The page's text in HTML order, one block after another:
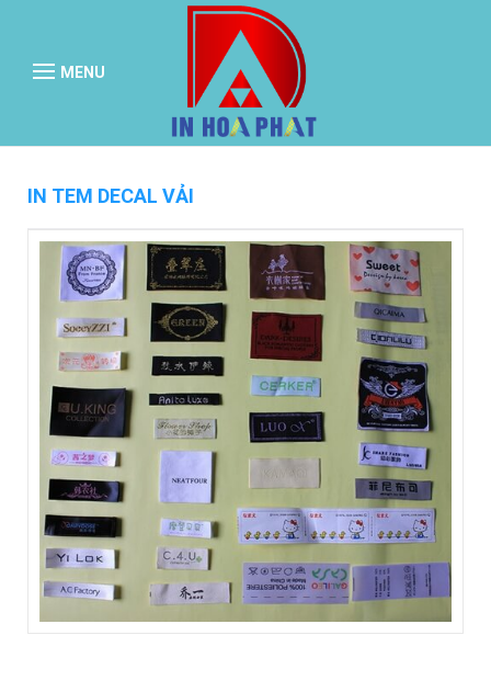
MENU
IN TEM DECAL VẢI